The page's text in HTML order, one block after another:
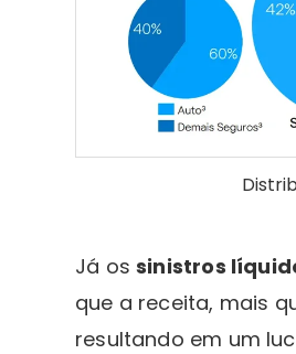
Já ossinistros
que a receita, mais
resultando em um